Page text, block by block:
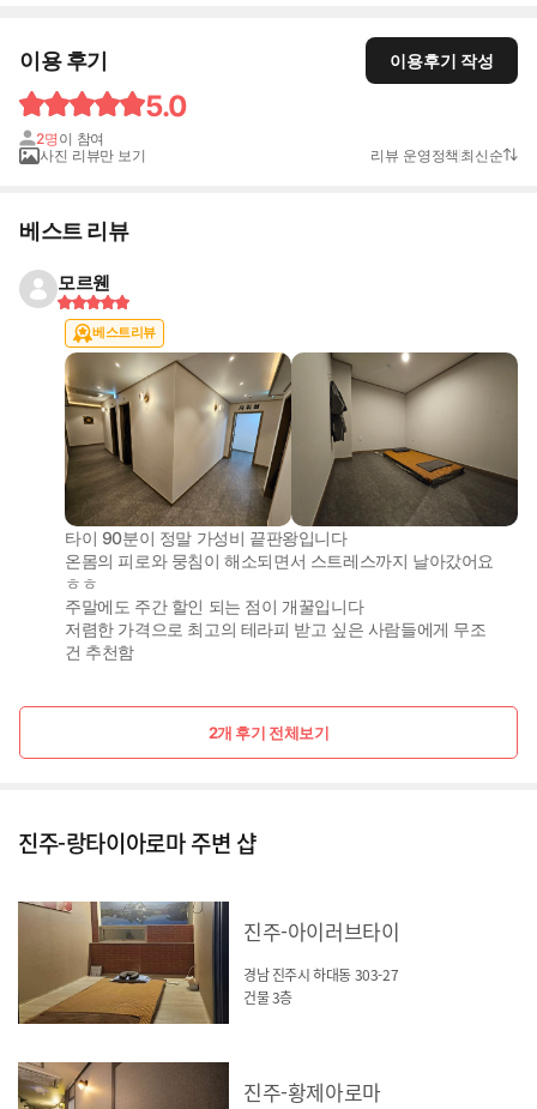
이용 후기 이용후기 작성
5.0
2명 이 참여
사진 리뷰만 보기
리뷰 운영정책 최신순
베스트 리뷰
모르웬
베스트리뷰
타이 90분이 정말 가성비 끝판왕입니다
온몸의 피로와 뭉침이 해소되면서 스트레스까지 날아갔어요
ㅎㅎ
주말에도 주간 할인 되는 점이 개꿀입니다
저렴한 가격으로 최고의 테라피 받고 싶은 사람들에게 무조
건 추천함
2개 후기 전체보기
진주-랑타이아로마 주변 샵
진주-아이러브타이
경남 진주시 하대동 303-27
건물 3층
진주-황제아로마